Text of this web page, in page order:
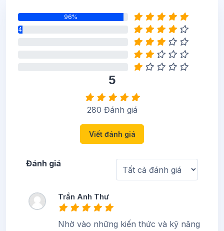
5
280 Đánh giá
Viết đánh giá
96%
4%
Đánh giá
Trần Anh Thư
Nhờ vào những kiến thức và kỹ năng